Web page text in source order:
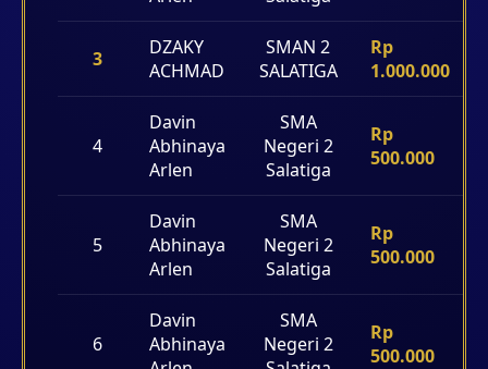
3
DZAKY
ACHMAD
SMAN 2
SALATIGA
Rp
1.000.000
4
Davin
Abhinaya
Arlen
SMA
Negeri 2
Salatiga
Rp
500.000
5
Davin
Abhinaya
Arlen
SMA
Negeri 2
Salatiga
Rp
500.000
6
Davin
Abhinaya
SMA
Negeri 2
Rp
500.000